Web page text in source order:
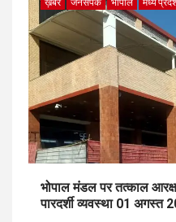
भोपाल मंडल पर तत्काल
पारदर्शी व्यवस्था 01 अगस्त